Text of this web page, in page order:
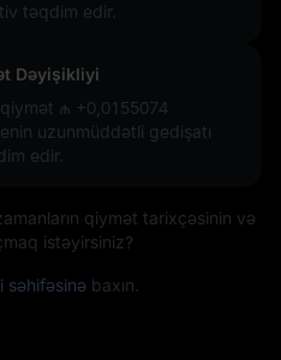
təqdim edir.
Dəyişikliyi
₼ +0,0155074
uzunmüddətli gedişatı
edir.
qiymət tarixçəsinin və
istəyirsiniz?
səhifəsinə baxın.